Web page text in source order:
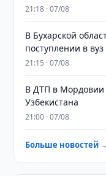
21:18 · 07/08
В Бухарской
поступлении в вуз
21:15 · 07/08
В ДТП в Мордовии
Узбекистана
21:00 · 07/08
Больше новостей